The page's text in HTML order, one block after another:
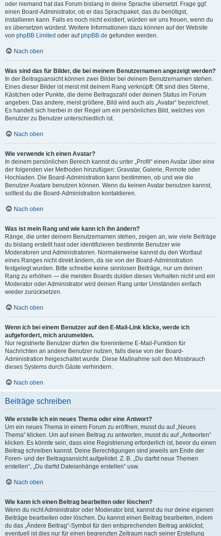
oder niemand hat das Forum bislang in deine Sprache übersetzt. Frage ggf.
einen Board-Administrator, ob er das Sprachpaket, das du benötigst,
installieren kann. Falls es noch nicht existiert, würden wir uns freuen, wenn du
es übersetzen würdest. Weitere Informationen dazu können auf der Website
von phpBB Limited oder aufphpBB.de gefunden werden.
Nach oben
Was sind das für Bilder, die bei meinem Benutzernamen angezeigt werden?
In der Beitragsansicht können zwei Bilder bei deinem Benutzernamen stehen.
Eines dieser Bilder ist meist mit deinem Rang verknüpft: Oft sind dies Sterne,
Kästchen oder Punkte, die deine Beitragszahl oder deinen Status im Forum
angeben. Das andere, meist größere, Bild wird auch als „Avatar“ bezeichnet.
Es handelt sich hierbei in der Regel um ein persönliches Bild, welches von
Benutzer zu Benutzer unterschiedlich ist.
Nach oben
Wie verwende ich einen Avatar?
In deinem persönlichen Bereich kannst du unter „Profil“ einen Avatar über eine
der folgenden vier Methoden hinzufügen: Gravatar, Galerie, Remote oder
Hochladen. Die Board-Administration kann bestimmen, ob und wie die
Benutzer Avatare benutzen können. Wenn du keinen Avatar benutzen kannst,
solltest du die Board-Administration kontaktieren.
Nach oben
Was ist mein Rang und wie kann ich ihn ändern?
Ränge, die unter deinem Benutzernamen stehen, zeigen an, wie viele Beiträge
du bislang erstellt hast oder identifizieren bestimmte Benutzer wie
Moderatoren und Administratoren. Normalerweise kannst du den Wortlaut
eines Ranges nicht direkt ändern, da sie von der Board-Administration
festgelegt wurden. Bitte schreibe keine sinnlosen Beiträge, nur um deinen
Rang zu erhöhen — die meisten Boards dulden dieses Verhalten nicht und ein
Moderator oder Administrator wird deinen Rang unter Umständen einfach
wieder zurücksetzen.
Nach oben
Wenn ich bei einem Benutzer auf den E-Mail-Link klicke, werde ich
aufgefordert, mich anzumelden.
Nur registrierte Benutzer dürfen die foreninterne E-Mail-Funktion für
Nachrichten an andere Benutzer nutzen, falls diese von der Board-
Administration freigeschaltet wurde. Diese Maßnahme soll den Missbrauch
dieses Systems durch Gäste verhindern.
Nach oben
Beiträge schreiben
Wie erstelle ich ein neues Thema oder eine Antwort?
Um ein neues Thema in einem Forum zu eröffnen, musst du auf „Neues
Thema“ klicken. Um auf einen Beitrag zu antworten, musst du auf „Antworten“
klicken. Es könnte sein, dass eine Registrierung erforderlich ist, bevor du einen
Beitrag schreiben kannst. Deine Berechtigungen sind jeweils am Ende der
Foren- und der Beitragsansicht aufgelistet. Z. B. „Du darfst neue Themen
erstellen“, „Du darfst Dateianhänge erstellen“ usw.
Nach oben
Wie kann ich einen Beitrag bearbeiten oder löschen?
Wenn du nicht Administrator oder Moderator bist, kannst du nur deine eigenen
Beiträge bearbeiten oder löschen. Du kannst einen Beitrag bearbeiten, indem
du das „Ändere Beitrag“-Symbol für den entsprechenden Beitrag anklickst;
eventuell ist dies nur für einen begrenzten Zeitraum nach seiner Erstellung